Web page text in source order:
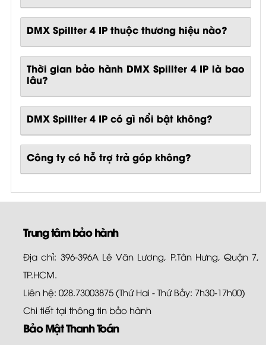
DMX Spillter 4 IP thuộc thương hiệu nào?
Thời gian bảo hành DMX Spillter 4 IP là bao
lâu?
DMX Spillter 4 IPcó gì nổi bật không?
Công ty có hỗ trợ trả góp không?
Trung tâm bảo hành
Địa chỉ: 396-396A Lê Văn Lương, P.Tân Hưng, Quận 7,
TP.HCM.
Liên hệ: 028.73003875 (Thứ Hai - Thứ Bảy: 7h30-17h00)
Chi tiết tại thông tin bảo hành
Bảo Mật Thanh Toán